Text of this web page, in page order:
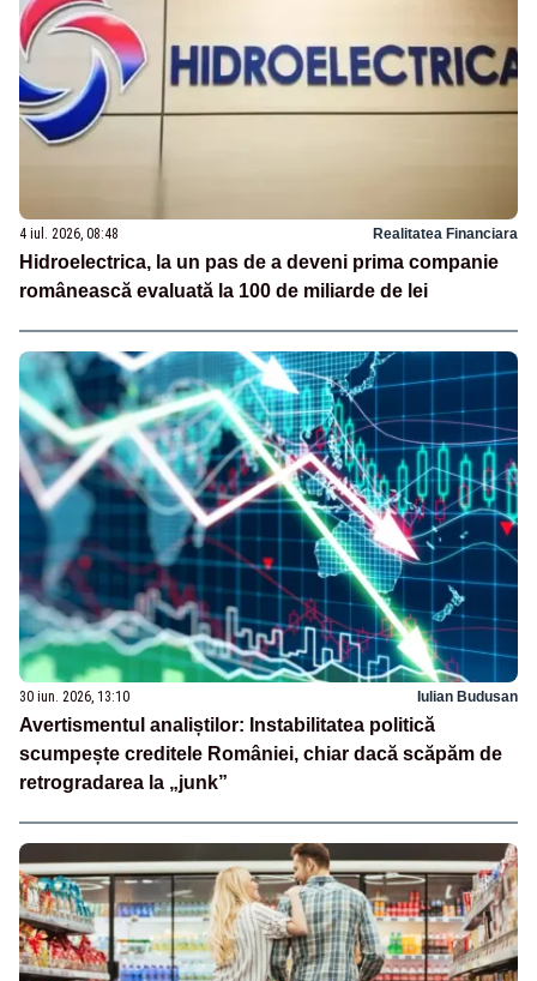
4 iul. 2026, 08:48 Realitatea Financiara
Hidroelectrica, la un pas de a deveni prima companie
românească evaluată la 100 de miliarde de lei
30 iun. 2026, 13:10 Iulian Budusan
Avertismentul analiștilor: Instabilitatea politică
scumpește creditele României, chiar dacă scăpăm de
retrogradarea la „junk”